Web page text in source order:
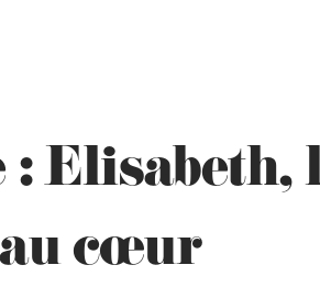
Elisabeth,
cœur